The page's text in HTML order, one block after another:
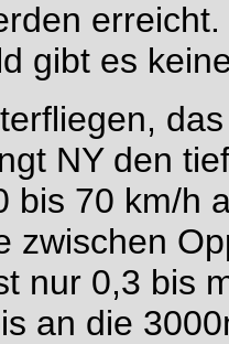
gibt es
NY den
bis 70 km/h
zwischen
nur 0,3 bis
an die